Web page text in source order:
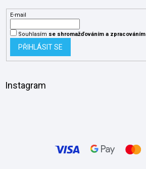
E-mail
Souhlasím se shromažďováníma zpracováním
PŘIHLÁSIT SE
Instagram